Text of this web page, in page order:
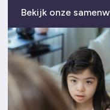
Bekijk onze